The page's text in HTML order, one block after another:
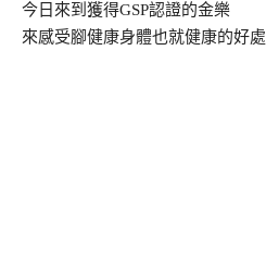
今日來到獲得GSP認證的金樂
來感受腳健康身體也就健康的好處